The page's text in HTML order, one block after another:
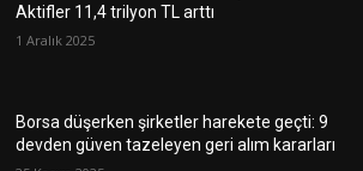
Aktifler 11,4 trilyon TL arttı
1 Aralık 2025
Borsa düşerken şirketler harekete geçti: 9
devden güven tazeleyen geri alım kararları